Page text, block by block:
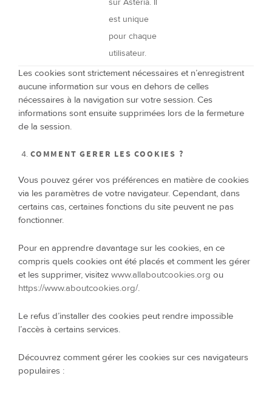
sur Asteria. Il
est unique
pour chaque
utilisateur.
Les cookies sont strictement nécessaires et n’enregistrent
aucune information sur vous en dehors de celles
nécessaires à la navigation sur votre session. Ces
informations sont ensuite supprimées lors de la fermeture
de la session.
COMMENT GERER LES COOKIES ?
Vous pouvez gérer vos préférences en matière de cookies
via les paramètres de votre navigateur. Cependant, dans
certains cas, certaines fonctions du site peuvent ne pas
fonctionner.
Pour en apprendre davantage sur les cookies, en ce
compris quels cookies ont été placés et comment les gérer
et les supprimer, visitez www.allaboutcookies.org ou
https://www.aboutcookies.org/.
Le refus d’installer des cookies peut rendre impossible
l’accès à certains services.
Découvrez comment gérer les cookies sur ces navigateurs
populaires :